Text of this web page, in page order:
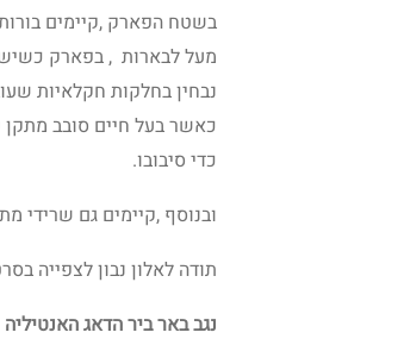
בשטח הפארק ,קיימים
מעל לבארות , בפארק
נבחין בחלקות חקלאיות
כאשר בעל חיים סובב מתקן
כדי סיבובו.
ובנוסף ,קיימים גם שרידי
תודה לאלון נבון לצפייה
נגב באר ביר הדאג האנטיליה